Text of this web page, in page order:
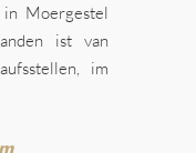
Moergestel
ist van
im